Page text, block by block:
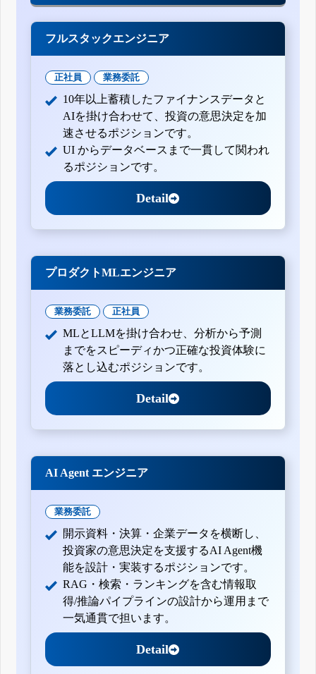
フルスタックエンジニア
正社員 業務委託
10年以上蓄積したファイナンスデータと
AIを掛け合わせて、投資の意思決定を加
速させるポジションです。
UI からデータベースまで一貫して関われ
るポジションです。
Detail
プロダクトMLエンジニア
業務委託 正社員
MLとLLMを掛け合わせ、分析から予測
までをスピーディかつ正確な投資体験に
落とし込むポジションです。
Detail
AI Agent エンジニア
業務委託
開示資料・決算・企業データを横断し、
投資家の意思決定を支援するAI Agent機
能を設計・実装するポジションです。
RAG・検索・ランキングを含む情報取
得/推論パイプラインの設計から運用まで
一気通貫で担います。
Detail